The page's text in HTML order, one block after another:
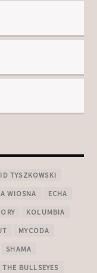
TYSZKOWSKI
WIOSNA ECHA
KOLUMBIA
MYCODA
SHAMA
THE BULLSEYES